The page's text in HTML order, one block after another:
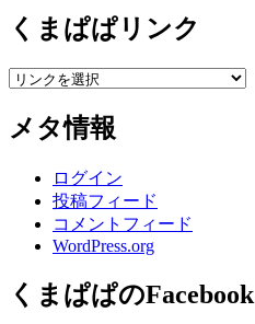
くまぱぱリンク
メタ情報
ログイン
投稿フィード
コメントフィード
WordPress.org
くまぱぱのFacebook